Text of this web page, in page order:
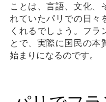
ことは、言語、文化、
れていたパリでの日々
くれるでしょう。フラ
とで、実際に国民の本
始まりになるのです。